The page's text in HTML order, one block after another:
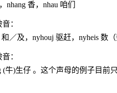
nhang 香，nhau 咱们
：
和／及，nyhouj 驱赶，nyheis 数
：
(牛)生仔 。这个声母的例子目前